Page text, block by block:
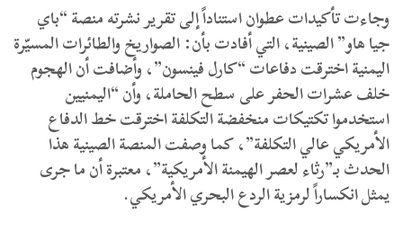
وجاءت تأكيدات عطوان استناداً إلى تقرير نشرته منصة “باي
جيا هاو” الصينية، التي أفادت بأن: الصواريخ والطائرات المسيّرة
اليمنية اخترقت دفاعات “كارل فينسون”، وأضافت أن الهجوم
خلف عشرات الحفر على سطح الحاملة، وأن “اليمنيين
استخدموا تكتيكات منخفضة التكلفة اخترقت خط الدفاع
الأمريكي عالي التكلفة”، كما وصفت المنصة الصينية هذا
الحدث بـ”رثاء لعصر الهيمنة الأمريكية”، معتبرة أن ما جرى
يمثل انكساراً لرمزية الردع البحري الأمريكي.